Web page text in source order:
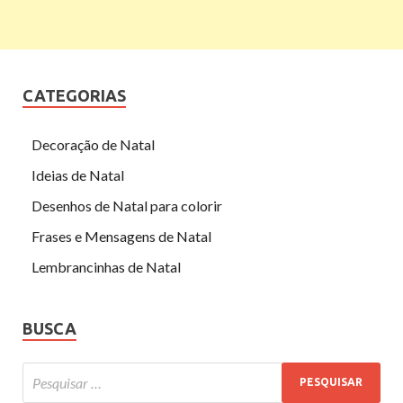
CATEGORIAS
Decoração de Natal
Ideias de Natal
Desenhos de Natal para colorir
Frases e Mensagens de Natal
Lembrancinhas de Natal
BUSCA